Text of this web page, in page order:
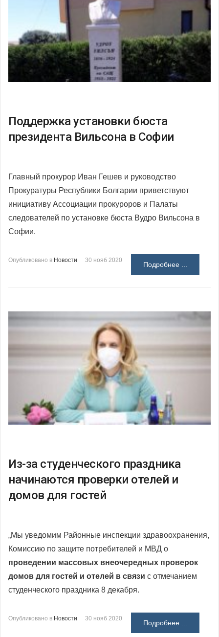
Поддержка установки бюста
президента Вильсона в Софии
Главный прокурор Иван Гешев и руководство
Прокуратуры Республики Болгарии приветствуют
инициативу Ассоциации прокуроров и Палаты
следователей по установке бюста Вудро Вильсона в
Софии.
Опубликовано в Новости 30 нояб 2020
Подробнее ...
Из-за студенческого праздника
начинаются проверки отелей и
домов для гостей
„Мы уведомим Районные инспекции здравоохранения,
Комиссию по защите потребителей и МВД о
проведении массовых внеочередных проверок
домов для гостей и отелей в связи с отмечанием
студенческого праздника 8 декабря.
Опубликовано в Новости 30 нояб 2020
Подробнее ...